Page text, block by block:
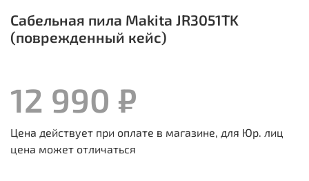
Сабельная пила Makita JR3051TK
(поврежденный кейс)
12 990 ₽